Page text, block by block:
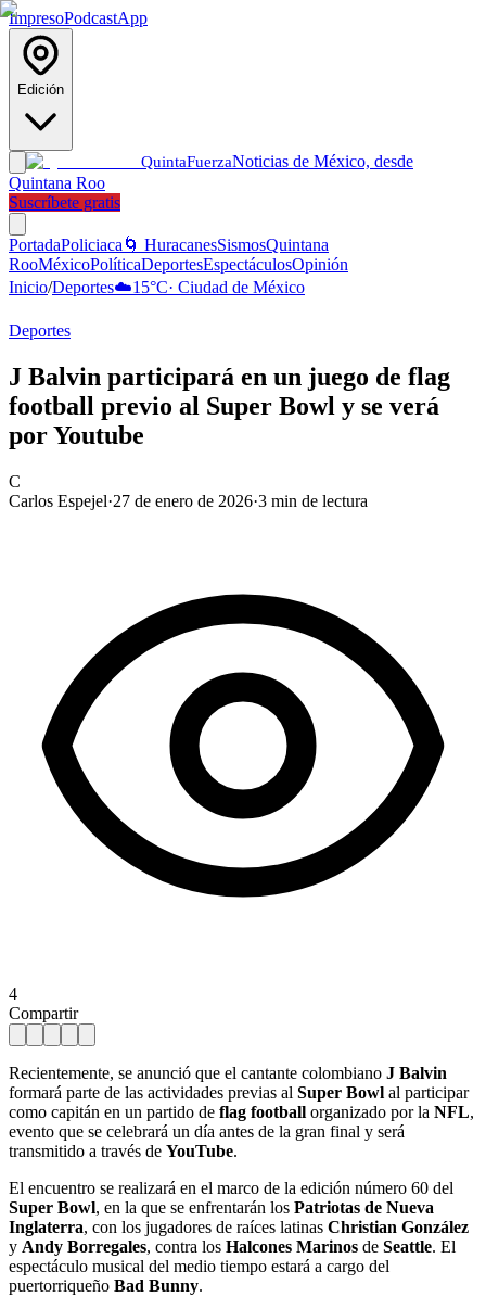
ImpresoPodcastApp
Edición
QuintaFuerzaNoticias de México, desde
Quintana Roo
Suscríbete gratis
PortadaPoliciaca 🌀 HuracanesSismosQuintana
RooMéxicoPolíticaDeportesEspectáculosOpinión
Inicio/Deportes☁️15°C· Ciudad de México
Deportes
J Balvin participará en un juego de flag
football previo al Super Bowl y se verá
por Youtube
C
Carlos Espejel·27 de enero de 2026·3 min de lectura
4
Compartir
Recientemente, se anunció que el cantante colombiano J Balvin
formará parte de las actividades previas al Super Bowl al participar
como capitán en un partido de flag football organizado por la NFL,
evento que se celebrará un día antes de la gran final y será
transmitido a través de YouTube.
El encuentro se realizará en el marco de la edición número 60 del
Super Bowl, en la que se enfrentarán los Patriotas de Nueva
Inglaterra, con los jugadores de raíces latinas Christian González
y Andy Borregales, contra los Halcones Marinos de Seattle. El
espectáculo musical del medio tiempo estará a cargo del
puertorriqueño Bad Bunny.